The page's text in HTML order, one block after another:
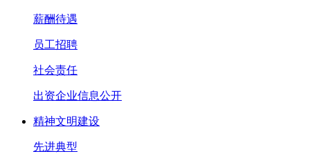
薪酬待遇
员工招聘
社会责任
出资企业信息公开
精神文明建设
先进典型